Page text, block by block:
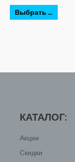
Выбрать ...
КАТАЛОГ:
Акции
Скидки